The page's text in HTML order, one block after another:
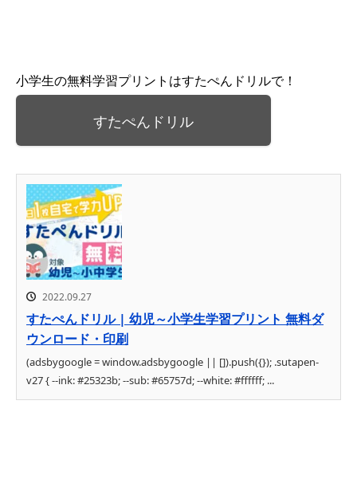
小学生の無料学習プリントはすたぺんドリルで！
すたぺんドリル
2022.09.27
すたぺんドリル | 幼児～小学生学習プリント 無料ダ
ウンロード・印刷
(adsbygoogle = window.adsbygoogle || []).push({}); .sutapen-
v27 { --ink: #25323b; --sub: #65757d; --white: #ffffff; ...